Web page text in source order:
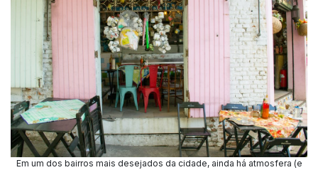
Em um dos bairros mais desejados da cidade, ainda há atmosfera (e